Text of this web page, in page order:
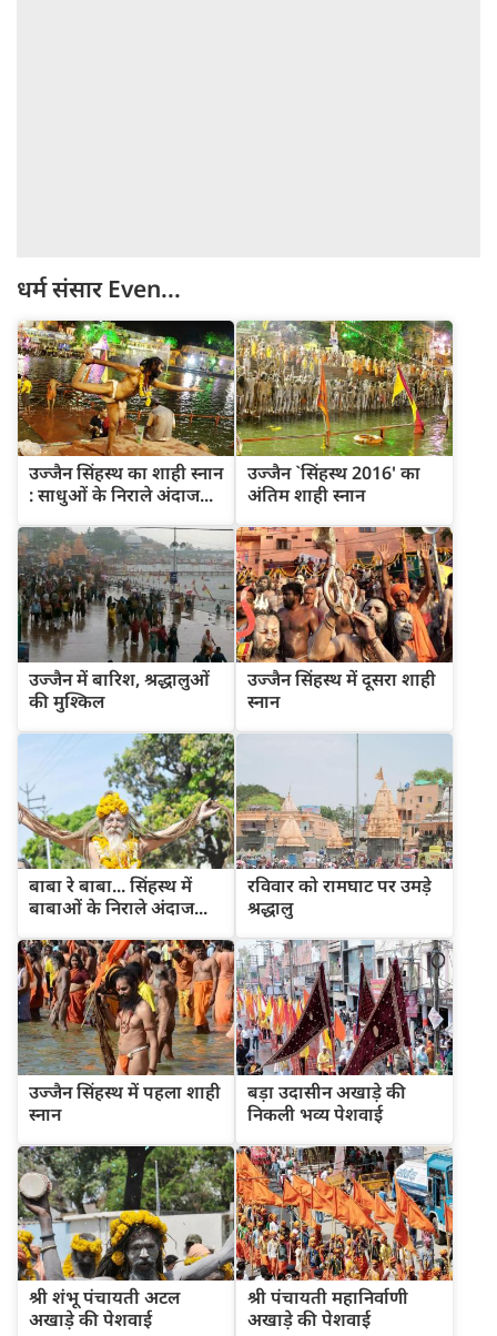
धर्म संसारEven...
उज्जैन सिंहस्थ का शाही स्नान
: साधुओं के निराले अंदाज...
उज्जैन `सिंहस्थ 2016' का
अंतिम शाही स्नान
उज्जैन में बारिश, श्रद्धालुओं
की मुश्किल
उज्जैन सिंहस्थ में दूसरा शाही
स्नान
बाबा रे बाबा... सिंहस्थ में
बाबाओं के निराले अंदाज...
रविवार को रामघाट पर उमड़े
श्रद्धालु
उज्जैन सिंहस्थ में पहला शाही
स्नान
बड़ा उदासीन अखाड़े की
निकली भव्य पेशवाई
श्री शंभू पंचायती अटल
अखाड़े की पेशवाई
श्री पंचायती महानिर्वाणी
अखाड़े की पेशवाई